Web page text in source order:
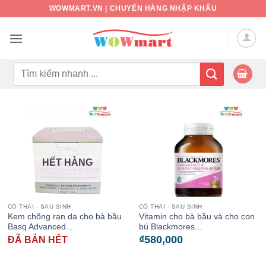
nội
WOWMART.VN | CHUYÊN HÀNG NHẬP KHẨU
Tìm
HẾT HÀNG
CÓ THAI - SAU SINH
Kem chống rạn da cho bà bầu
Basq Advanced...
ĐÃ BÁN HẾT
CÓ THAI - SAU SINH
Vitamin cho bà bầu và cho con
bú Blackmores...
₫580,000